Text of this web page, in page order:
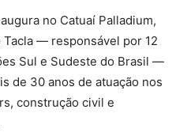
no Catuaí Palladium,
Tacla — responsável por 12
Sul e Sudeste do Brasil —
de 30 anos de atuação nos
construção civil e